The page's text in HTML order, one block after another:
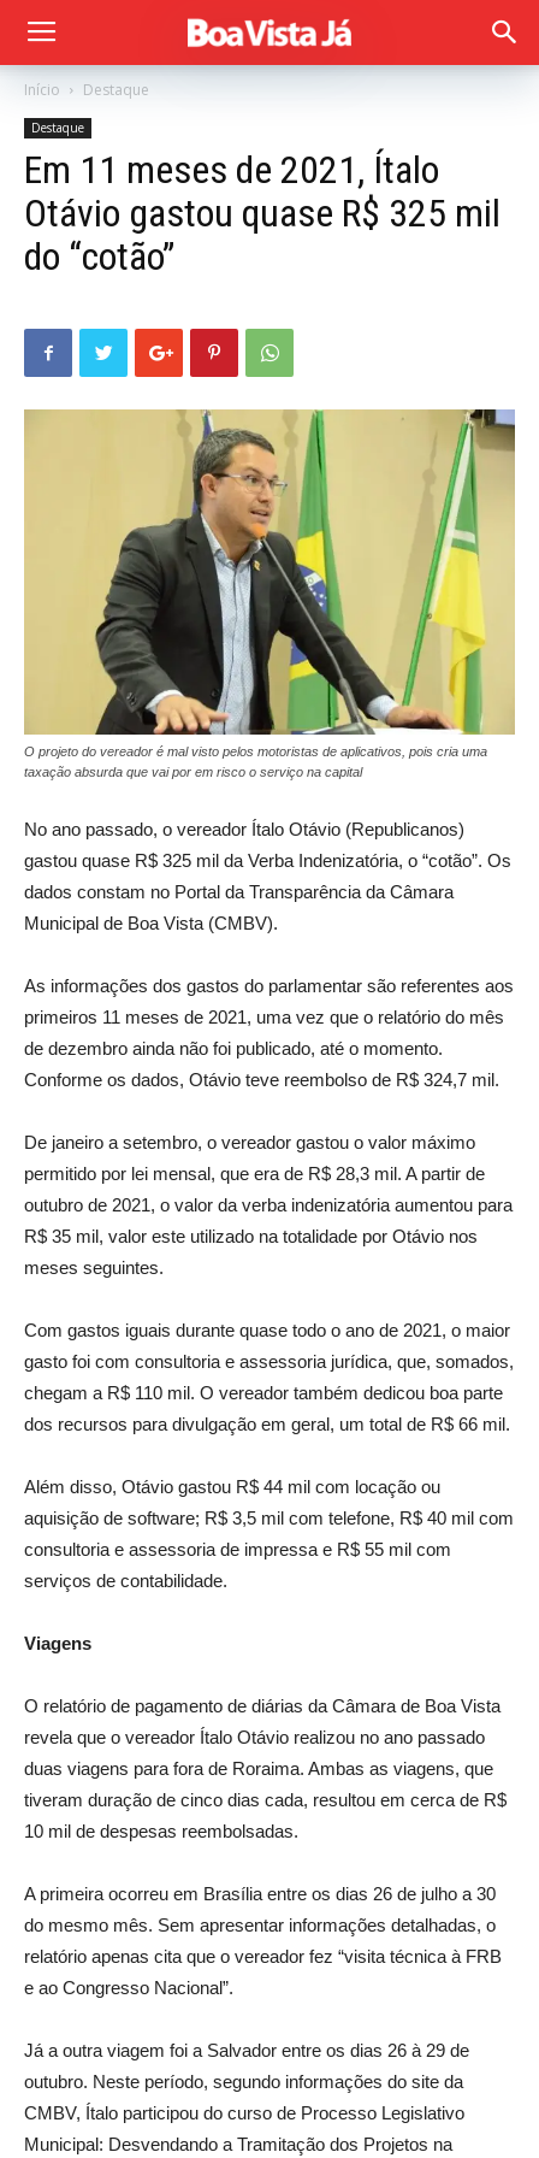
Início Destaque
Destaque
Em 11 meses de 2021, Ítalo
Otávio gastou quase R$ 325 mil
do “cotão”
O projeto do vereador é mal visto pelos motoristas de aplicativos, pois cria uma
taxação absurda que vai por em risco o serviço na capital
No ano passado, o vereador Ítalo Otávio (Republicanos)
gastou quase R$ 325 mil da Verba Indenizatória, o “cotão”. Os
dados constam no Portal da Transparência da Câmara
Municipal de Boa Vista (CMBV).
As informações dos gastos do parlamentar são referentes aos
primeiros 11 meses de 2021, uma vez que o relatório do mês
de dezembro ainda não foi publicado, até o momento.
Conforme os dados, Otávio teve reembolso de R$ 324,7 mil.
De janeiro a setembro, o vereador gastou o valor máximo
permitido por lei mensal, que era de R$ 28,3 mil. A partir de
outubro de 2021, o valor da verba indenizatória aumentou para
R$ 35 mil, valor este utilizado na totalidade por Otávio nos
meses seguintes.
Com gastos iguais durante quase todo o ano de 2021, o maior
gasto foi com consultoria e assessoria jurídica, que, somados,
chegam a R$ 110 mil. O vereador também dedicou boa parte
dos recursos para divulgação em geral, um total de R$ 66 mil.
Além disso, Otávio gastou R$ 44 mil com locação ou
aquisição de software; R$ 3,5 mil com telefone, R$ 40 mil com
consultoria e assessoria de impressa e R$ 55 mil com
serviços de contabilidade.
Viagens
O relatório de pagamento de diárias da Câmara de Boa Vista
revela que o vereador Ítalo Otávio realizou no ano passado
duas viagens para fora de Roraima. Ambas as viagens, que
tiveram duração de cinco dias cada, resultou em cerca de R$
10 mil de despesas reembolsadas.
A primeira ocorreu em Brasília entre os dias 26 de julho a 30
do mesmo mês. Sem apresentar informações detalhadas, o
relatório apenas cita que o vereador fez “visita técnica à FRB
e ao Congresso Nacional”.
Já a outra viagem foi a Salvador entre os dias 26 à 29 de
outubro. Neste período, segundo informações do site da
CMBV, Ítalo participou do curso de Processo Legislativo
Municipal: Desvendando a Tramitação dos Projetos na